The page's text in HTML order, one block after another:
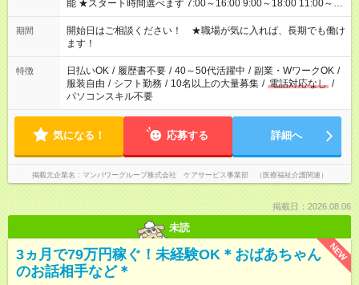
能 ★スタート時間選べます 7:00～16:00 9:00～18:00 11:00～
20:00 など 残業なし！ ※Wワークの場合、他のお仕事と合わせ
週40時間超の就業はご案内できません ※法令に基づき、週20時
間以上勤務は社会保険への加入対象となります ※労働者派遣法
（日雇い派遣の原則禁止）により、短時間・短期間の就業はご
案内が難しい場合があります
期間
開始日はご相談ください！ ★職場が気に入れば、長期でも働け
ます！
特徴 日払いOK / 履歴書不要 / 40～50代活躍中 / 副業・WワークOK /
服装自由 / シフト勤務 / 10名以上の大量募集 / 電話対応なし /
パソコンスキル不要
気になる！ 応募する 詳細へ
掲載元企業名 マンパワーグループ株式会社 ケアサービス事業部 （医療福祉介護関連）
掲載日：2026.08.06
未読
NEW
3ヵ月で79万円稼ぐ！未経験OK＊おばあちゃん
のお話相手など＊